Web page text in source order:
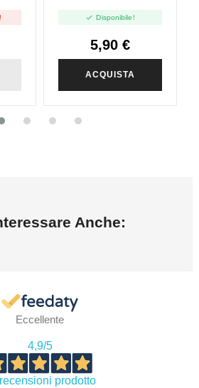
 Disponibile!
5,90 €
ACQUISTA
Anche:
Eccellente
4,9/5
recensioni prodotto